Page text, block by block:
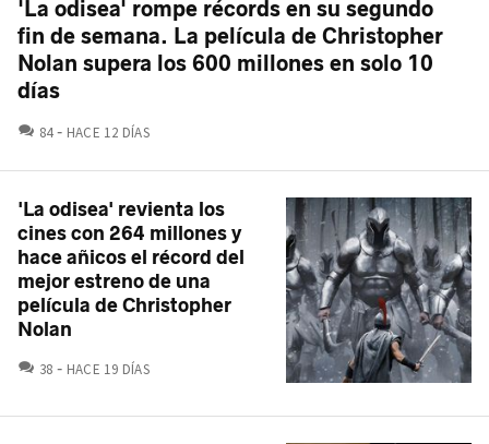
'La odisea' rompe récords en su segundo
fin de semana. La película de Christopher
Nolan supera los 600 millones en solo 10
días
84 COMENTARIOS
HACE 12 DÍAS
'La odisea' revienta los
cines con 264 millones y
hace añicos el récord del
mejor estreno de una
película de Christopher
Nolan
38 COMENTARIOS
HACE 19 DÍAS